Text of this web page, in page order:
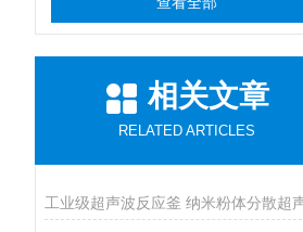
相关文章
RELATED ARTICLES